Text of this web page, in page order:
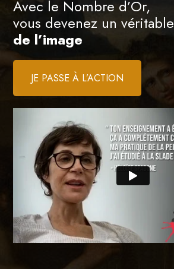
Avec le Nombre d’Or,
vous devenez un véritable
de l’image
JE PASSE À L’ACTION